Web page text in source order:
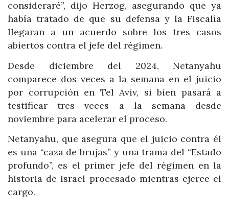
consideraré”, dijo Herzog, asegurando que ya
había tratado de que su defensa y la Fiscalía
llegaran a un acuerdo sobre los tres casos
abiertos contra el jefe del régimen.
Desde diciembre del 2024, Netanyahu
comparece dos veces a la semana en el juicio
por corrupción en Tel Aviv, si bien pasará a
testificar tres veces a la semana desde
noviembre para acelerar el proceso.
Netanyahu, que asegura que el juicio contra él
es una “caza de brujas” y una trama del “Estado
profundo”, es el primer jefe del régimen en la
historia de Israel procesado mientras ejerce el
cargo.